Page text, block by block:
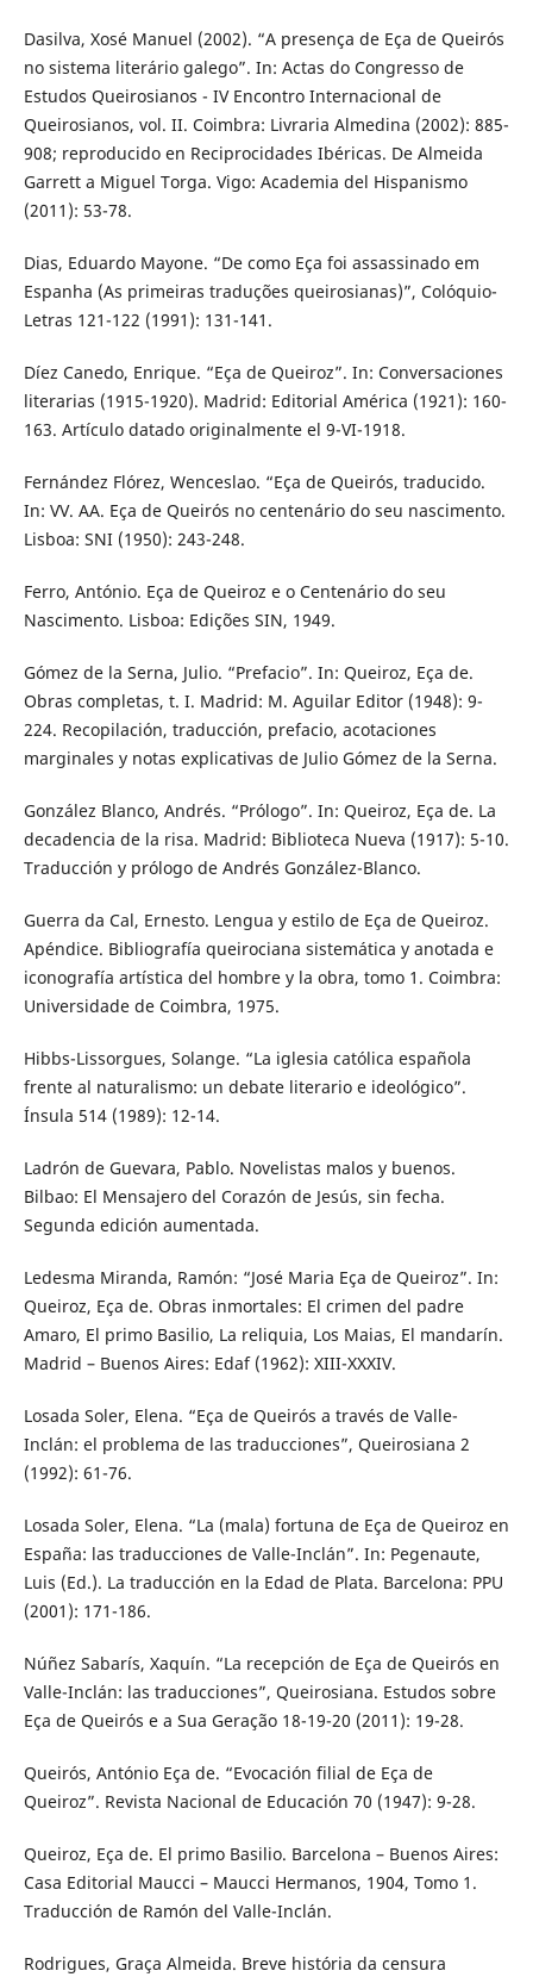
Dasilva, Xosé Manuel (2002). “A presença de Eça de Queirós
no sistema literário galego”. In: Actas do Congresso de
Estudos Queirosianos - IV Encontro Internacional de
Queirosianos, vol. II. Coimbra: Livraria Almedina (2002): 885-
908; reproducido en Reciprocidades Ibéricas. De Almeida
Garrett a Miguel Torga. Vigo: Academia del Hispanismo
(2011): 53-78.
Dias, Eduardo Mayone. “De como Eça foi assassinado em
Espanha (As primeiras traduções queirosianas)”, Colóquio-
Letras 121-122 (1991): 131-141.
Díez Canedo, Enrique. “Eça de Queiroz”. In: Conversaciones
literarias (1915-1920). Madrid: Editorial América (1921): 160-
163. Artículo datado originalmente el 9-VI-1918.
Fernández Flórez, Wenceslao. “Eça de Queirós, traducido.
In: VV. AA. Eça de Queirós no centenário do seu nascimento.
Lisboa: SNI (1950): 243-248.
Ferro, António. Eça de Queiroz e o Centenário do seu
Nascimento. Lisboa: Edições SIN, 1949.
Gómez de la Serna, Julio. “Prefacio”. In: Queiroz, Eça de.
Obras completas, t. I. Madrid: M. Aguilar Editor (1948): 9-
224. Recopilación, traducción, prefacio, acotaciones
marginales y notas explicativas de Julio Gómez de la Serna.
González Blanco, Andrés. “Prólogo”. In: Queiroz, Eça de. La
decadencia de la risa. Madrid: Biblioteca Nueva (1917): 5-10.
Traducción y prólogo de Andrés González-Blanco.
Guerra da Cal, Ernesto. Lengua y estilo de Eça de Queiroz.
Apéndice. Bibliografía queirociana sistemática y anotada e
iconografía artística del hombre y la obra, tomo 1. Coimbra:
Universidade de Coimbra, 1975.
Hibbs-Lissorgues, Solange. “La iglesia católica española
frente al naturalismo: un debate literario e ideológico”.
Ínsula 514 (1989): 12-14.
Ladrón de Guevara, Pablo. Novelistas malos y buenos.
Bilbao: El Mensajero del Corazón de Jesús, sin fecha.
Segunda edición aumentada.
Ledesma Miranda, Ramón: “José Maria Eça de Queiroz”. In:
Queiroz, Eça de. Obras inmortales: El crimen del padre
Amaro, El primo Basilio, La reliquia, Los Maias, El mandarín.
Madrid – Buenos Aires: Edaf (1962): XIII-XXXIV.
Losada Soler, Elena. “Eça de Queirós a través de Valle-
Inclán: el problema de las traducciones”, Queirosiana 2
(1992): 61-76.
Losada Soler, Elena. “La (mala) fortuna de Eça de Queiroz en
España: las traducciones de Valle-Inclán”. In: Pegenaute,
Luis (Ed.). La traducción en la Edad de Plata. Barcelona: PPU
(2001): 171-186.
Núñez Sabarís, Xaquín. “La recepción de Eça de Queirós en
Valle-Inclán: las traducciones”, Queirosiana. Estudos sobre
Eça de Queirós e a Sua Geração 18-19-20 (2011): 19-28.
Queirós, António Eça de. “Evocación filial de Eça de
Queiroz”. Revista Nacional de Educación 70 (1947): 9-28.
Queiroz, Eça de. El primo Basilio. Barcelona – Buenos Aires:
Casa Editorial Maucci – Maucci Hermanos, 1904, Tomo 1.
Traducción de Ramón del Valle-Inclán.
Rodrigues, Graça Almeida. Breve história da censura